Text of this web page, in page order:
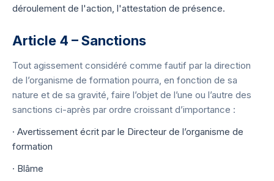
déroulement de l'action, l'attestation de présence.
Article 4 – Sanctions
Tout agissement considéré comme fautif par la direction
de l’organisme de formation pourra, en fonction de sa
nature et de sa gravité, faire l’objet de l’une ou l’autre des
sanctions ci-après par ordre croissant d’importance :
· Avertissement écrit par le Directeur de l’organisme de
formation
· Blâme